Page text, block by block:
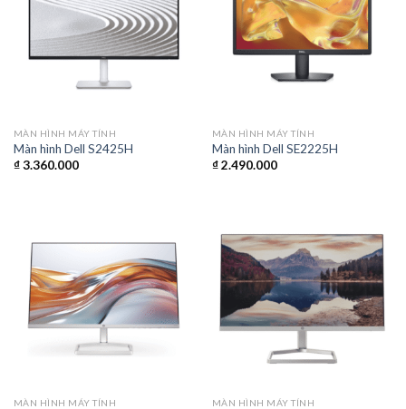
MÀN HÌNH MÁY TÍNH
Màn hình Dell S2425H
₫3.360.000
MÀN HÌNH MÁY TÍNH
Màn hình Dell SE2225H
₫2.490.000
MÀN HÌNH MÁY TÍNH MÀN HÌNH MÁY TÍNH